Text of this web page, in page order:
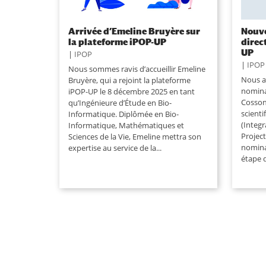
Arrivée d’Emeline Bruyère sur
la plateforme iPOP-UP
| IPOP
Nous sommes ravis d’accueillir Emeline
Bruyère, qui a rejoint la plateforme
iPOP-UP le 8 décembre 2025 en tant
qu’Ingénieure d’Étude en Bio-
Informatique. Diplômée en Bio-
Informatique, Mathématiques et
Sciences de la Vie, Emeline mettra son
expertise au service de la...
UP
| IPOP
Nous
étape